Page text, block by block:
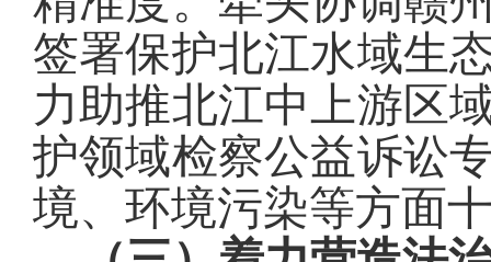
签署保护北江水域生
力助推北江中上游区
护领域检察公益诉讼
境、环境污染等方面